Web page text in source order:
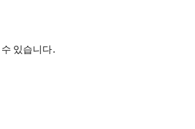
있습니다.